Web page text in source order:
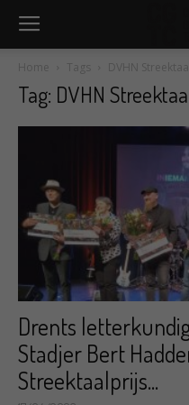
Home Tags DVHN
Tag: DVHN
Drents
Stadjer Bert
Streektaalprijs...